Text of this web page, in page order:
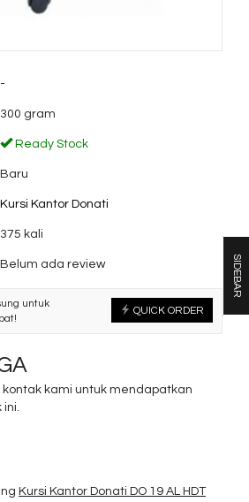
-
300 gram
Ready Stock
Baru
Kursi Kantor Donati
375 kali
Belum ada review
QUICK ORDER
untuk
kami untuk mendapatkan
ini.
Kursi Kantor Donati DO 19 AL HDT
SIDEBAR